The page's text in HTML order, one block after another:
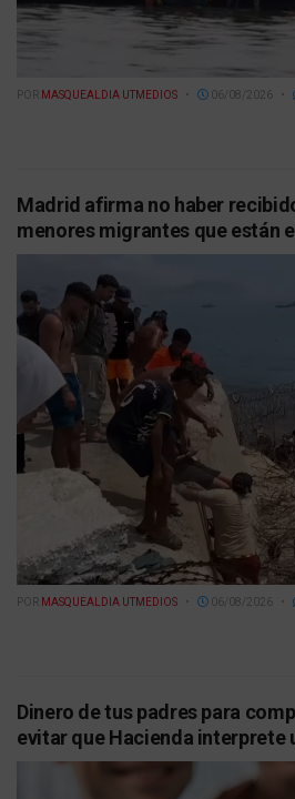
POR MASQUEALDIA UTMEDIOS 06/08/2026
Madrid afirma no haber
menores migrantes que están
POR MASQUEALDIA UTMEDIOS 06/08/2026
Dinero de tus padres para
evitar que Hacienda interprete